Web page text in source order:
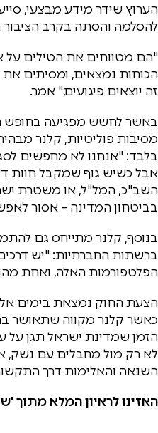
הערוץ שידר מידע מבצעי,
להסלמה והסתה בקרב הציבור
"הם מטווחים את הטילים על
הכוחות נמצאים, ומסיתים
זה יוצאים פיגועים," אמר.
באשר לחשש מפגיעה בחופש
מסיבות פוליטיות, קלנר
בלבד: "אנחנו לא מחפשים
אבל כשיש גוף שמקבל חוות
השב"כ, המל"ל, או משטרת
בביטחון המדינה – אסור
בנוסף, קלנר מתייחס גם
ברשתות החברתיות: "יש
הפלטפורמות האלה, ואחת
הצעת החוק נמצאת בימים אלה
כאשר קלנר מקווה שתאושר
הזמן שמדינת ישראל תגן על
לא רק מול מחבלים עם
השנאה והאלימות דרך
האזינו לראיון המלא מתוך